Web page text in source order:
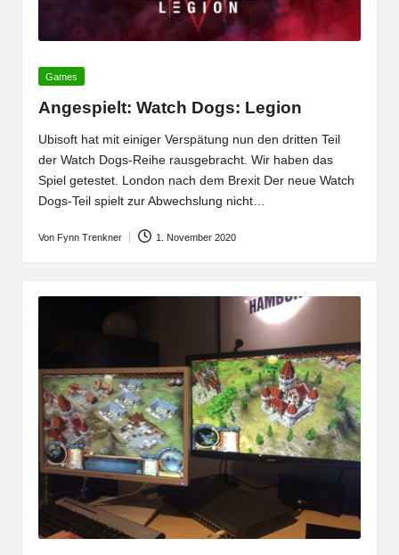
Posted
Games
Angespielt: Watch Dogs: Legion
Ubisoft hat mit einiger Verspätung nun den dritten Teil
der Watch Dogs-Reihe rausgebracht. Wir haben das
Spiel getestet. London nach dem Brexit Der neue Watch
Dogs-Teil spielt zur Abwechslung nicht…
Posted
Von Fynn Trenkner 1. November 2020